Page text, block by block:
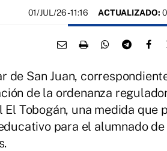
01/JUL/26- 11:16 ACTUALIZADO:
de San Juan,
de la ordenanza
Tobogán, una medida que
para el alumnado de